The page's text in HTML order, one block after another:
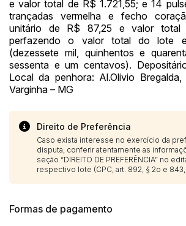
e valor total de R$ 1.721,55; e 14
trançadas vermelha e fecho
unitário de R$ 87,25 e valor total
perfazendo o valor total do lote
(dezessete mil, quinhentos e
sessenta e um centavos).
Local da penhora: Al.Olivio
Varginha – MG
Direito de Preferência
Caso exista interesse no exercício da
disputa, conferir atentamente as
seção “DIREITO DE PREFERÊNCIA” no
respectivo lote (CPC, art. 892, § 2o e 843,
Formas de pagamento